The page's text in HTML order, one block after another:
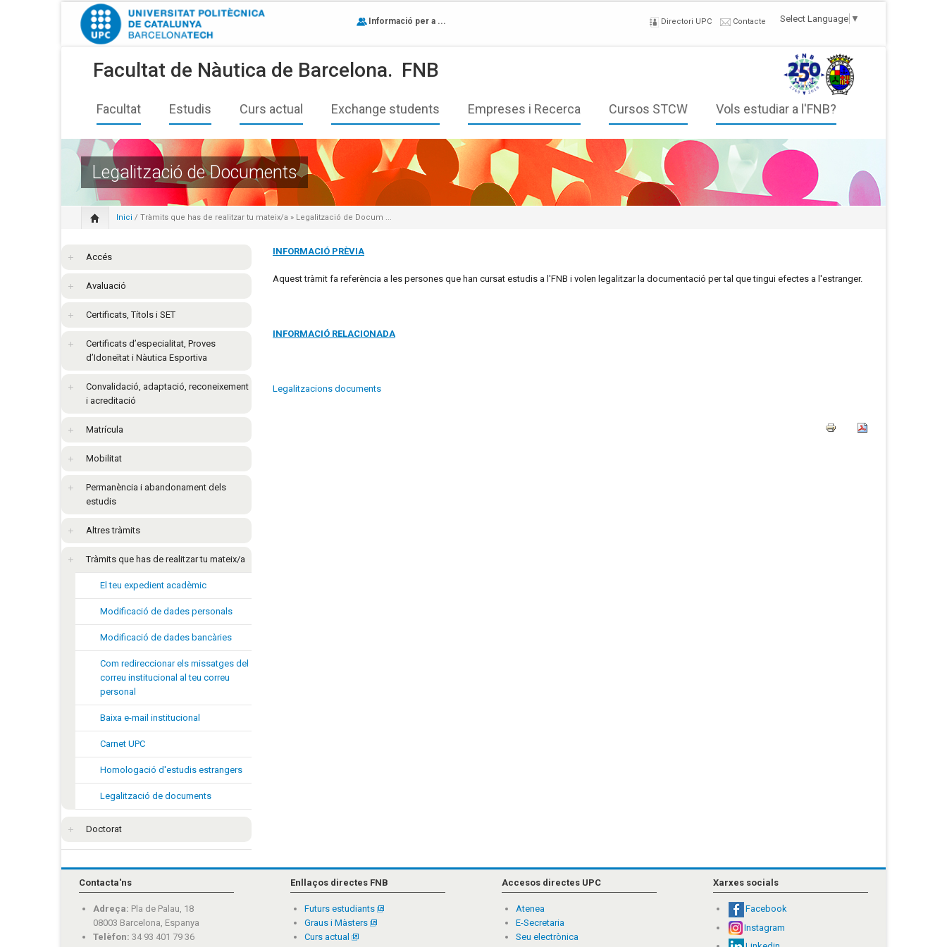
Select Language ▼
Directori UPC Contacte
Informació per a ...
Facultat de Nàutica de Barcelona. FNB
Facultat Estudis Curs actual Exchange students Empreses i Recerca Cursos STCW Vols estudiar a l'FNB?
Legalització de Documents
Inici / Tràmits que has de realitzar tu mateix/a » Legalització de Docum ...
Accés
Avaluació
Certificats, Títols i SET
Certificats d’especialitat, Proves
d’Idoneïtat i Nàutica Esportiva
Convalidació, adaptació, reconeixement
i acreditació
Matrícula
Mobilitat
Permanència i abandonament dels
estudis
Altres tràmits
Tràmits que has de realitzar tu mateix/a
El teu expedient acadèmic
Modificació de dades personals
Modificació de dades bancàries
Com redireccionar els missatges del
correu institucional al teu correu
personal
Baixa e-mail institucional
Carnet UPC
Homologació d'estudis estrangers
Legalització de documents
Doctorat
INFORMACIÓ PRÈVIA
Aquest tràmit fa referència a les persones que han cursat estudis a l'FNB i volen legalitzar la documentació per tal que tingui efectes a l'estranger.
INFORMACIÓ RELACIONADA
Legalitzacions documents
Contacta'ns
Adreça: Pla de Palau, 18
08003 Barcelona, Espanya
Telèfon: 34 93 401 79 36
Enllaços directes FNB
Futurs estudiants
Graus i Màsters
Curs actual
Accesos directes UPC
Atenea
E-Secretaria
Seu electrònica
Xarxes socials
Facebook
Instagram